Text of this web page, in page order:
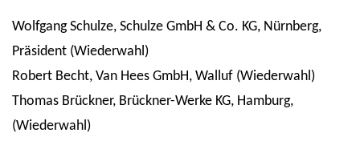
Wolfgang Schulze, Schulze GmbH & Co. KG, Nürnberg,
Präsident (Wiederwahl)
Robert Becht, Van Hees GmbH, Walluf (Wiederwahl)
Thomas Brückner, Brückner-Werke KG, Hamburg,
(Wiederwahl)